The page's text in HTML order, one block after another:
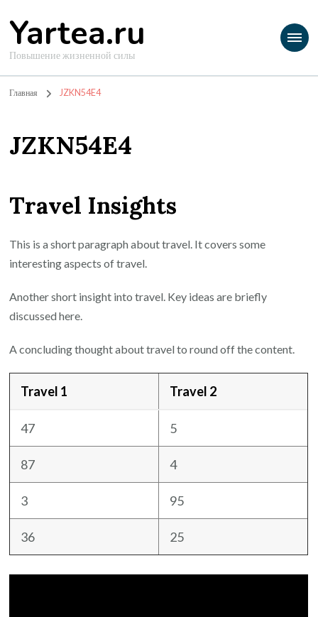
Yartea.ru
Повышение жизненной силы
Главная JZKN54E4
JZKN54E4
Travel Insights
This is a short paragraph about travel. It covers some
interesting aspects of travel.
Another short insight into travel. Key ideas are briefly
discussed here.
A concluding thought about travel to round off the content.
Travel 1 Travel 2
47 5
87 4
3 95
36 25